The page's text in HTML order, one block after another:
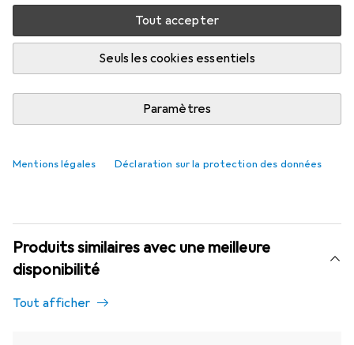
Tout accepter
Seuls les cookies essentiels
Paramètres
Mentions légales Déclaration sur la protection des données
M'informer si le produit est disponible plus tôt
Ajouter au panier
Produits similaires avec une meilleure
disponibilité
Tout afficher